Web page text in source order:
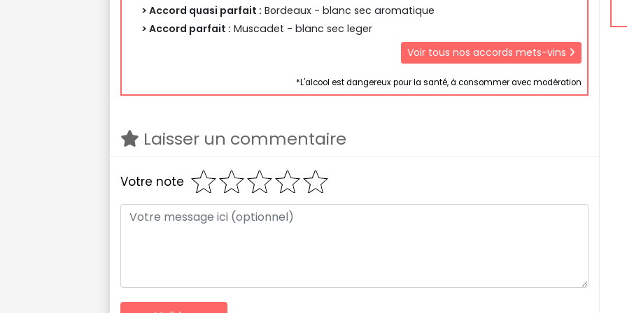
> Accord quasi parfait : Bordeaux - blanc sec aromatique
> Accord parfait : Muscadet - blanc sec leger
Voir tous nos accords mets-vins
*L'alcool est dangereux pour la santé, à consommer avec modération
Laisser un commentaire
Votre note